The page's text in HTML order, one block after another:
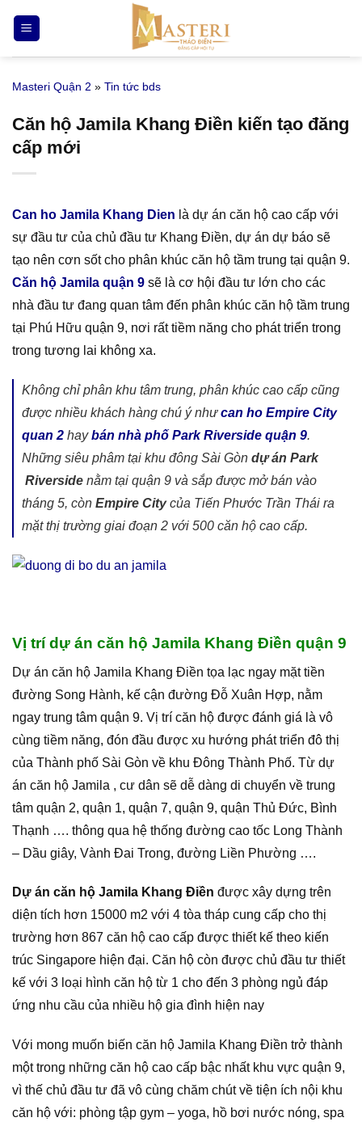
qua
nội
Masteri Quận 2 » Tin tức bds
Căn hộ Jamila Khang Điền kiến tạo đăng
cấp mới
Can ho Jamila Khang Dien là dự án căn hộ cao cấp với
sự đầu tư của chủ đầu tư Khang Điền, dự án dự báo sẽ
tạo nên cơn sốt cho phân khúc căn hộ tầm trung tại quận 9.
Căn hộ Jamila quận 9 sẽ là cơ hội đầu tư lớn cho các
nhà đầu tư đang quan tâm đến phân khúc căn hộ tầm trung
tại Phú Hữu quận 9, nơi rất tiềm năng cho phát triển trong
trong tương lai không xa.
Không chỉ phân khu tâm trung, phân khúc cao cấp cũng
được nhiều khách hàng chú ý nhưcan ho Empire City
quan 2 haybán nhà phố Park Riverside quận 9.
Những siêu phâm tại khu đông Sài Gòn dự án Park
Riverside nằm tại quận 9 và sắp được mở bán vào
tháng 5, còn Empire Citycủa Tiến Phước Trần Thái ra
mặt thị trường giai đoạn 2 với 500 căn hộ cao cấp.
Vị trí dự án căn hộ Jamila Khang Điền quận 9
Dự án căn hộ Jamila Khang Điền tọa lạc ngay mặt tiền
đường Song Hành, kế cận đường Đỗ Xuân Hợp, nằm
ngay trung tâm quận 9. Vị trí căn hộ được đánh giá là vô
cùng tiềm năng, đón đầu được xu hướng phát triển đô thị
của Thành phố Sài Gòn về khu Đông Thành Phố. Từ dự
án căn hộ Jamila , cư dân sẽ dễ dàng di chuyển về trung
tâm quận 2, quận 1, quận 7, quận 9, quận Thủ Đức, Bình
Thạnh …. thông qua hệ thống đường cao tốc Long Thành
– Dầu giây, Vành Đai Trong, đường Liền Phường ….
Dự án căn hộ Jamila Khang Điền được xây dựng trên
diện tích hơn 15000 m2 với 4 tòa tháp cung cấp cho thị
trường hơn 867 căn hộ cao cấp được thiết kế theo kiến
trúc Singapore hiện đại. Căn hộ còn được chủ đầu tư thiết
kế với 3 loại hình căn hộ từ 1 cho đến 3 phòng ngủ đáp
ứng nhu cầu của nhiều hộ gia đình hiện nay
Với mong muốn biến căn hộ Jamila Khang Điền trở thành
một trong những căn hộ cao cấp bậc nhất khu vực quận 9,
vì thế chủ đầu tư đã vô cùng chăm chút về tiện ích nội khu
căn hộ với: phòng tập gym – yoga, hồ bơi nước nóng, spa